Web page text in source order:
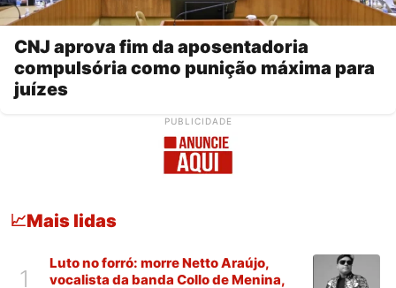
CNJ aprova fim da aposentadoria
compulsória como punição máxima para
juízes
PUBLICIDADE
📈Mais lidas
1
Luto no forró: morre Netto Araújo,
vocalista da banda Collo de Menina,